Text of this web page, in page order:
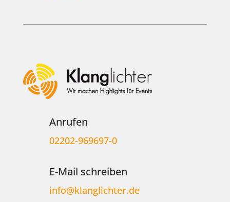
Anrufen
02202-969697-0
E-Mail schreiben
info@klanglichter.de